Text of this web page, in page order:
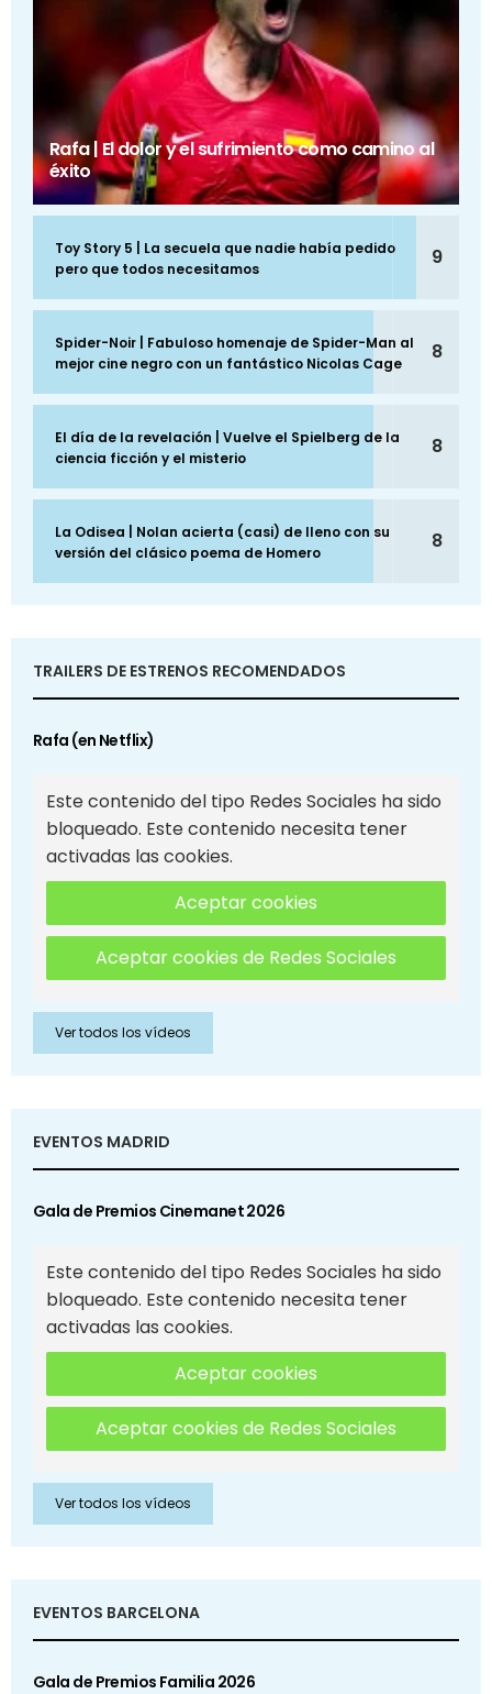
Rafa | El dolor y el sufrimiento como camino al
éxito
Toy Story 5 | La secuela que nadie había pedido
pero que todos necesitamos
9
Spider-Noir | Fabuloso homenaje de Spider-Man al
mejor cine negro con un fantástico Nicolas Cage
8
El día de la revelación | Vuelve el Spielberg de la
ciencia ficción y el misterio
8
La Odisea | Nolan acierta (casi) de lleno con su
versión del clásico poema de Homero
8
TRAILERS DE ESTRENOS RECOMENDADOS
Rafa (en Netflix)
Este contenido del tipo Redes Sociales ha sido
bloqueado. Este contenido necesita tener
activadas las cookies.
Aceptar cookies
Aceptar cookies de Redes Sociales
Ver todos los vídeos
EVENTOS MADRID
Gala de Premios Cinemanet 2026
Este contenido del tipo Redes Sociales ha sido
bloqueado. Este contenido necesita tener
activadas las cookies.
Aceptar cookies
Aceptar cookies de Redes Sociales
Ver todos los vídeos
EVENTOS BARCELONA
Gala de Premios Familia 2026